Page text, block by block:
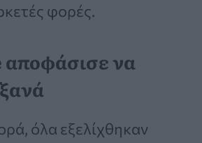
φορές.
να
όλα εξελίχθηκαν